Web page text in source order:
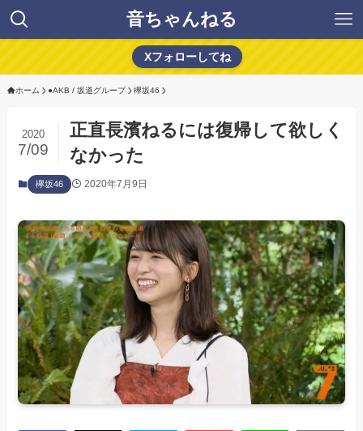
音ちゃんねる
Xフォローしてね
ホーム ●AKB / 坂道グループ 欅坂46
正直長濱ねるには復帰して欲しく
なかった
2020
7/09
欅坂46 2020年7月9日